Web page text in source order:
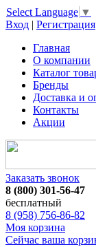
Select Language ▼
Вход | Регистрация
Главная
О компании
Каталог
Бренды
Доставка и
Контакты
Акции
Заказать звонок
8 (800) 301-56-47
бесплатный
8 (958) 756-86-82
Моя корзина
Сейчас ваша